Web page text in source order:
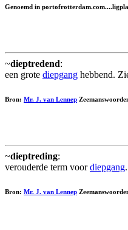
Genoemd in
~dieptredend:
een grote diepgang hebbend.
Bron: Mr. J. van Lennep
~dieptreding:
verouderde term voordiepgang.
Bron: Mr. J. van Lennep